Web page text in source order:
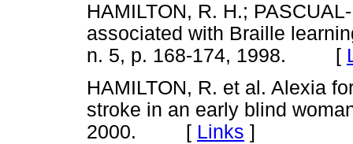
HAMILTON, R. H.;
associated with Braille
n. 5, p. 168-174, 1998. [
HAMILTON, R. et al. Alexia
stroke in an early blind
2000. [ Links ]